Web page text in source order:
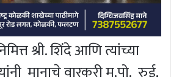
श्री. शिंदे आणि त्यांच्या